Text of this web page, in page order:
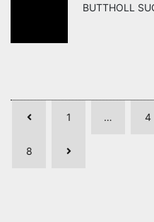
BUTTHOLL
1 … 4
8